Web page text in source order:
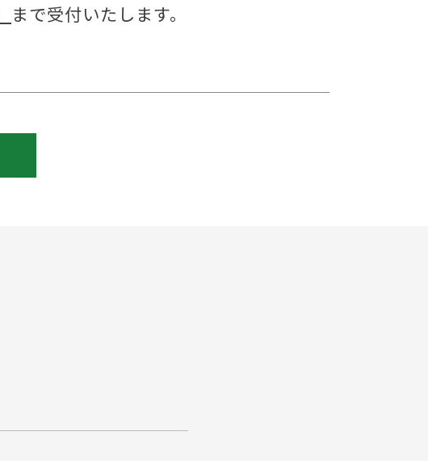
まで受付いたします。